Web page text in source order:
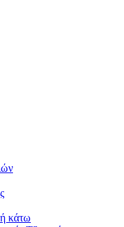
κάτω